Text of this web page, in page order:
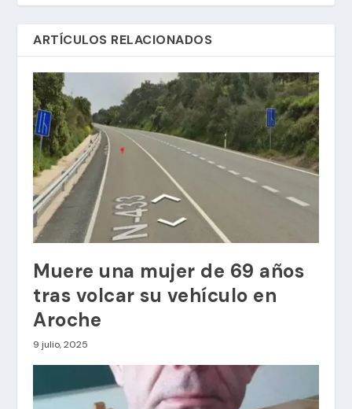
ARTÍCULOS RELACIONADOS
Muere una mujer de 69 años
tras volcar su vehículo en
Aroche
9 julio, 2025